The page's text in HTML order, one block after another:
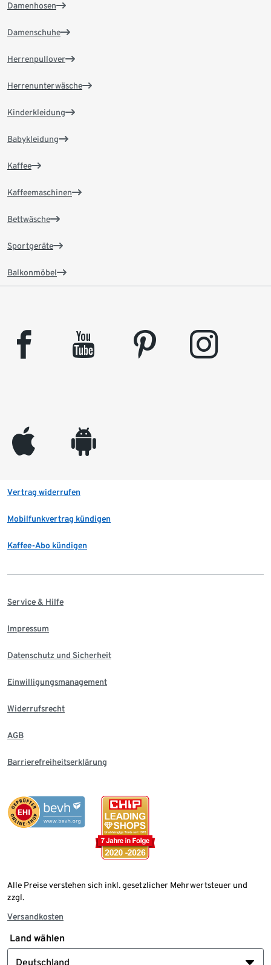
Damenhosen
Damenschuhe
Herrenpullover
Herrenunterwäsche
Kinderkleidung
Babykleidung
Kaffee
Kaffeemaschinen
Bettwäsche
Sportgeräte
Balkonmöbel
facebook youtube pinterest instagram
appleinc android
Vertrag widerrufen
Mobilfunkvertrag kündigen
Kaffee-Abo kündigen
Service & Hilfe
Impressum
Datenschutz und Sicherheit
Einwilligungsmanagement
Widerrufsrecht
AGB
Barrierefreiheitserklärung
Alle Preise verstehen sich inkl. gesetzlicher Mehrwertsteuer und
zzgl.
Versandkosten
Land wählen
Deutschland